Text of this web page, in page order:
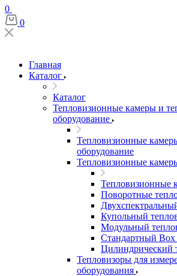
0
0
Главная
Каталог
Каталог
Тепловизионные камеры и
оборудование
Тепловизионные
оборудование
Тепловизионные
Тепловизионные
Поворотные
Купольный
Модульный
Стандартный Box
Цилиндрический
Тепловизоры для
оборудования